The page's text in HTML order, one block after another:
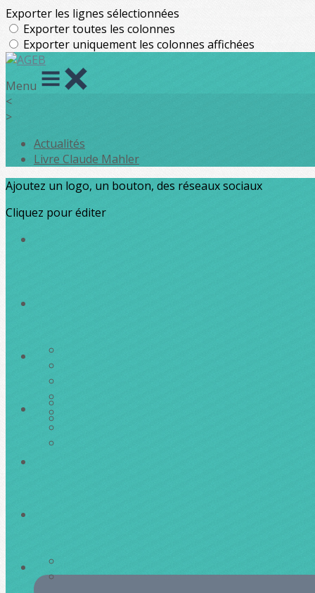
Exporter les lignes sélectionnées
Exporter toutes les colonnes
Exporter uniquement les colonnes affichées
Menu
<
>
Actualités
Livre Claude Mahler
Ajoutez un logo, un bouton, des réseaux sociaux
Cliquez pour éditer